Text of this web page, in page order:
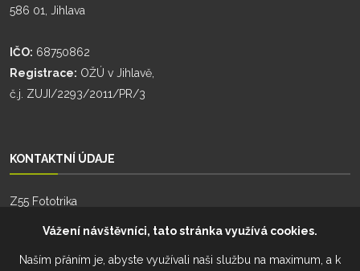
586 01, Jihlava
IČO: 68750862
Registrace: OŽÚ v Jihlavě,
č.j. ZUJI/2293/2011/PR/3
KONTAKTNÍ ÚDAJE
Z55 Fototrika
Vážení návštěvníci, tato stránka využívá cookies.
Naším přáním je, abyste využívali naši službu na maximum, a k